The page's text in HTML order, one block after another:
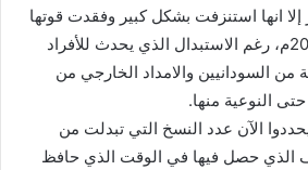
انها استنزفت بشكل كبير وفقدت قوتها
الصلبة منذ أغسطس 2023م، رغم الاستبدال الذي يحدث للأفراد
من السودانيين والامداد الخارجي من
النوعية منها.
الآن عدد النسخ التي تبدلت من
الذي حصل فيها في الوقت الذي حافظ